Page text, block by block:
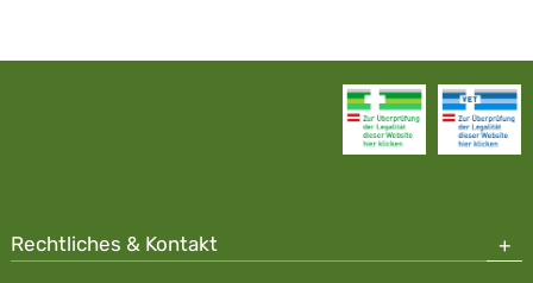
Rechtliches & Kontakt